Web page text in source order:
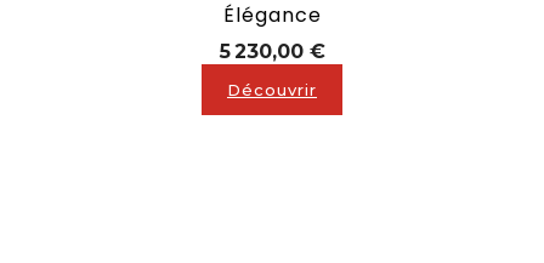
Élégance
5 230,00 €Prix
Découvrir